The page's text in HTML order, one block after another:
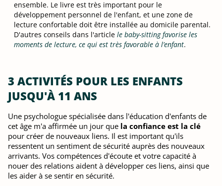
ensemble. Le livre est très important pour le
développement personnel de l'enfant, et une zone de
lecture confortable doit être installée au domicile parental.
D'autres conseils dans l'article le baby-sitting favorise les
moments de lecture, ce qui est très favorable à l’enfant.
3 ACTIVITÉS POUR LES ENFANTS
JUSQU'À 11 ANS
Une psychologue spécialisée dans l'éducation d'enfants de
cet âge m'a affirmée un jour que la confiance est la clé
pour créer de nouveaux liens. Il est important qu'ils
ressentent un sentiment de sécurité auprès des nouveaux
arrivants. Vos compétences d'écoute et votre capacité à
nouer des relations aident à développer ces liens, ainsi que
les aider à se sentir en sécurité.